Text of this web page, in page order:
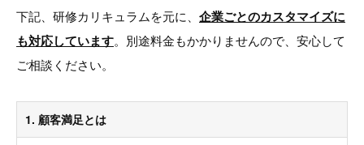
下記、研修カリキュラムを元に、 企業ごとのカスタマイズに
も対応しています。別途料金もかかりませんので、安心して
ご相談ください。
1. 顧客満足とは